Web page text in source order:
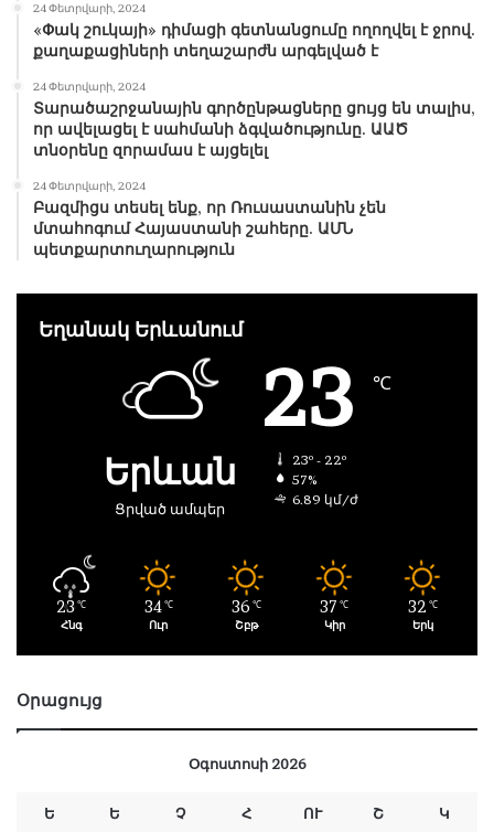
24 Փետրվարի, 2024
«Փակ շուկայի» դիմացի գետնանցումը ողողվել է ջրով.
քաղաքացիների տեղաշարժն արգելված է
24 Փետրվարի, 2024
Տարածաշրջանային գործընթացները ցույց են տալիս,
որ ավելացել է սահմանի ձգվածությունը. ԱԱԾ
տնօրենը զորամաս է այցելել
24 Փետրվարի, 2024
Բազմիցս տեսել ենք, որ Ռուսաստանին չեն
մտահոգում Հայաստանի շահերը. ԱՄՆ
պետքարտուղարություն
Եղանակ Երևանում
Երևան
Ցրված ամպեր
23 ℃
23º - 22º
57%
6.89 կմ/ժ
23 ℃
Հնգ
34 ℃
Ուր
36 ℃
Շբթ
37 ℃
Կիր
32 ℃
Երկ
Օրացույց
Օգոստոսի 2026
Ե Ե Չ Հ ՈՒ Շ Կ